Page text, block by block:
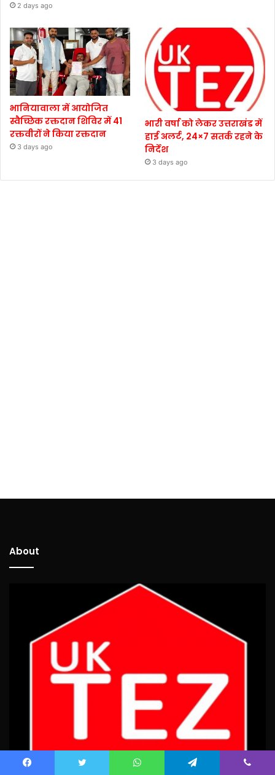
2 days ago
भानियावाला में आयोजित
स्वैच्छिक रक्तदान शिविर में 41
रक्तवीरों ने किया रक्तदान
3 days ago
भारी वर्षा को लेकर उत्तराखंड में
हाई अलर्ट, 24×7 सतर्क रहने के
निर्देश
3 days ago
About